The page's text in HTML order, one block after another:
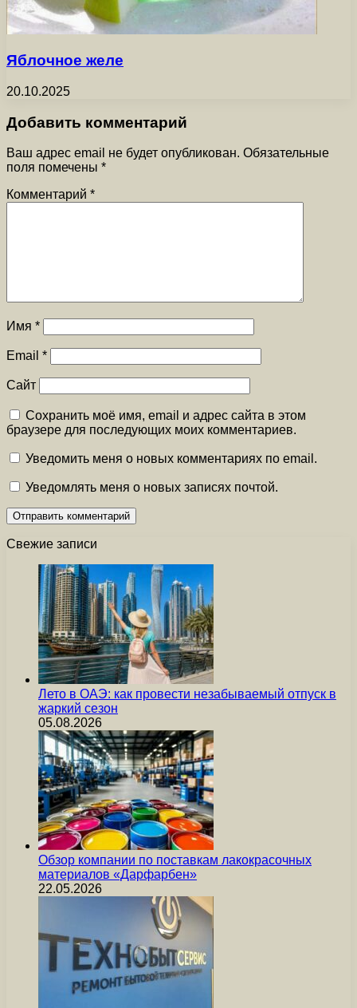
Яблочное желе
20.10.2025
Добавить комментарий
Ваш адрес email не будет опубликован. Обязательные
поля помечены *
Комментарий *
Имя *
Email *
Сайт
Сохранить моё имя, email и адрес сайта в этом
браузере для последующих моих комментариев.
Уведомить меня о новых комментариях по email.
Уведомлять меня о новых записях почтой.
Свежие записи
Лето в ОАЭ: как провести незабываемый отпуск в
жаркий сезон
05.08.2026
Обзор компании по поставкам лакокрасочных
материалов «Дарфарбен»
22.05.2026